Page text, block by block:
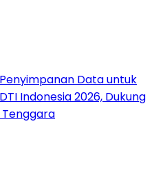
Penyimpanan Data untuk
Indonesia 2026, Dukung
Tenggara